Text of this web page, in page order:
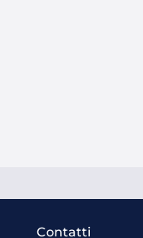
Contatti